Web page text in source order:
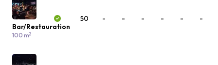
Bar/Restauration
100 m2
50 - - - - - -